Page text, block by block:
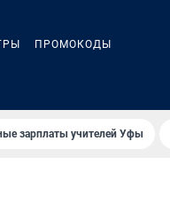
ПРОМОКОДЫ
зарплаты учителей Уфы